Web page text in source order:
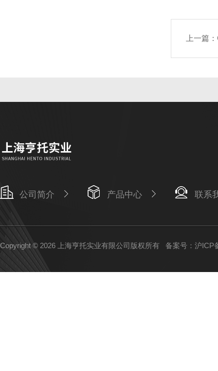
上一篇：
公司简介 产品中心 联系
Copyright © 2026 上海亨托实业有限公司版权所有 备案号：沪ICP